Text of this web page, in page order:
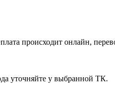
происходит онлайн,
уточняйте у выбранной ТК.